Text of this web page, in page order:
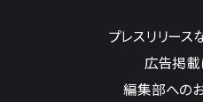
プレスリリー
広告掲載
編集部への